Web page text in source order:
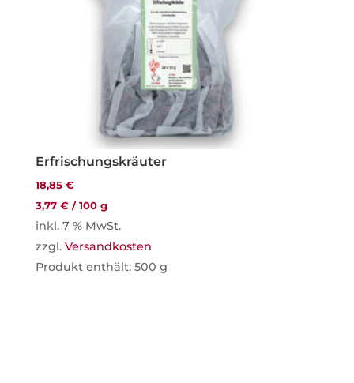
Erfrischungskräuter
18,85€
3,77€ /100 g
inkl. 7 % MwSt.
zzgl.Versandkosten
Produkt enthält: 500g